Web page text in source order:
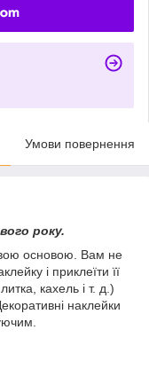
Умови повернення
року.
основою. Вам не
і приклеїти її
кахель і т. д.)
наклейки